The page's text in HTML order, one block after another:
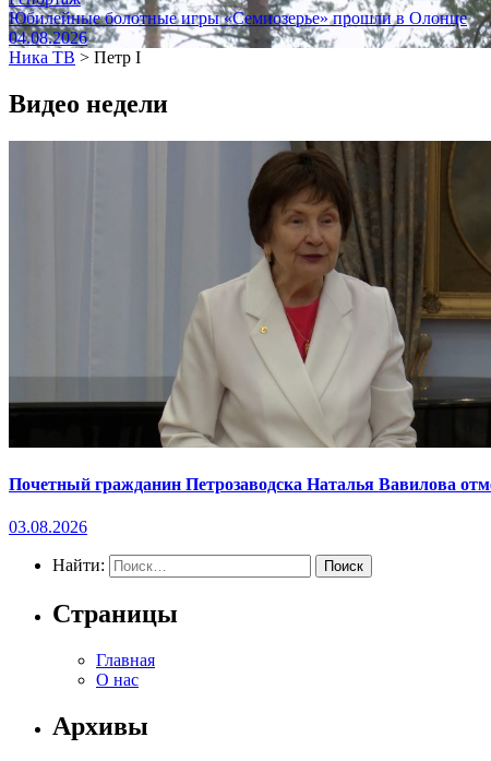
Юбилейные болотные игры «Семиозерье» прошли в Олонце
04.08.2026
Ника ТВ > Петр I
Видео недели
Почетный гражданин Петрозаводска Наталья Вавилова
03.08.2026
Найти:
Страницы
Главная
О нас
Архивы